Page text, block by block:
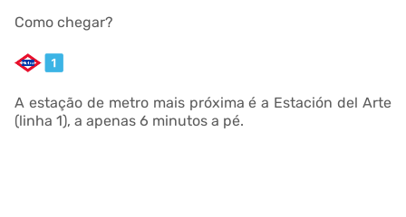
Como chegar?
A estação de metro mais próxima é a Estación del Arte
(linha 1), a apenas 6 minutos a pé.